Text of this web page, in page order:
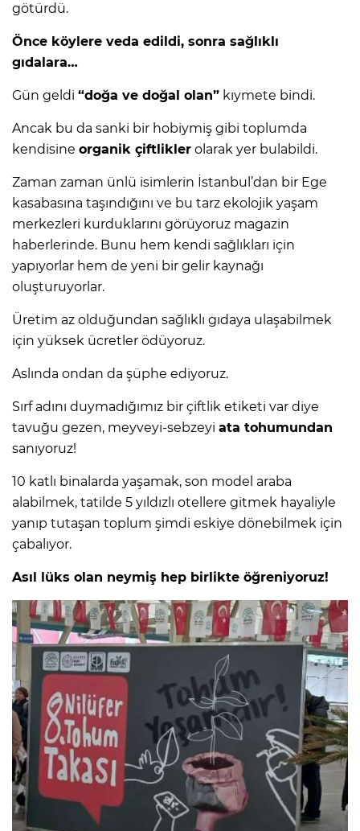
götürdü.
Önce köylere veda edildi, sonra sağlıklı
gıdalara…
Gün geldi “doğa ve doğal olan” kıymete bindi.
Ancak bu da sanki bir hobiymiş gibi toplumda
kendisine organik çiftlikler olarak yer bulabildi.
Zaman zaman ünlü isimlerin İstanbul’dan bir Ege
kasabasına taşındığını ve bu tarz ekolojik yaşam
merkezleri kurduklarını görüyoruz magazin
haberlerinde. Bunu hem kendi sağlıkları için
yapıyorlar hem de yeni bir gelir kaynağı
oluşturuyorlar.
Üretim az olduğundan sağlıklı gıdaya ulaşabilmek
için yüksek ücretler ödüyoruz.
Aslında ondan da şüphe ediyoruz.
Sırf adını duymadığımız bir çiftlik etiketi var diye
tavuğu gezen, meyveyi-sebzeyi ata tohumundan
sanıyoruz!
10 katlı binalarda yaşamak, son model araba
alabilmek, tatilde 5 yıldızlı otellere gitmek hayaliyle
yanıp tutaşan toplum şimdi eskiye dönebilmek için
çabalıyor.
Asıl lüks olan neymiş hep birlikte öğreniyoruz!